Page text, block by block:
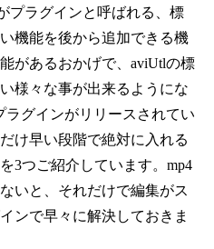
プラグインと呼ばれる、標
機能を後から追加できる機
があるおかげで、aviUtlの標
様々な事が出来るようにな
ラグインがリリースされてい
け早い段階で絶対に入れる
3つご紹介しています。mp4
いと、それだけで編集がス
ンで早々に解決しておきま